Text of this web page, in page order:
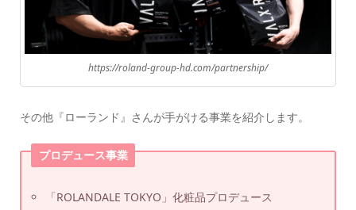
https://roland-group-hd.com/partnership/
その他『ローランド』さんが手がける事業を紹介します。
プロデュース事業
「ROLANDALE TOKYO」化粧品プロデュース